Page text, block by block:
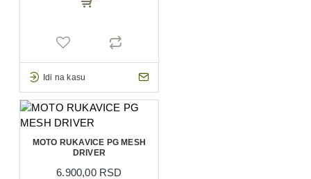
Idi na kasu
MOTO RUKAVICE PG MESH
DRIVER
6.900,00 RSD